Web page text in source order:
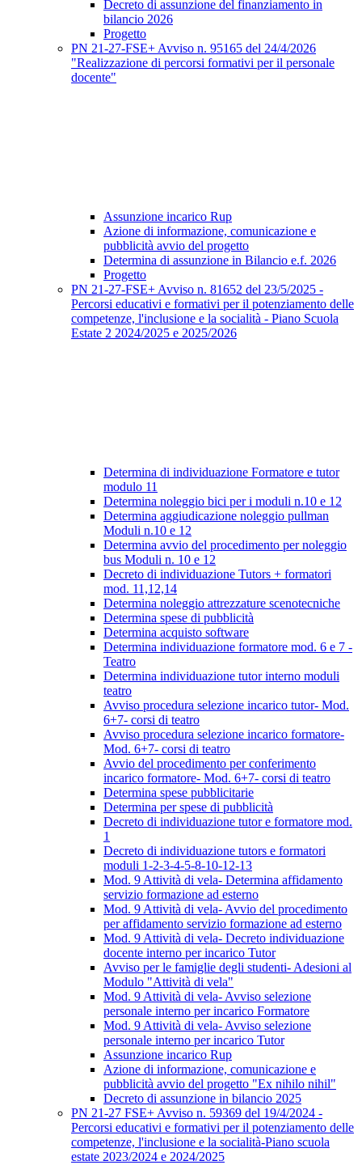
Decreto di assunzione del finanziamento in
bilancio 2026
Progetto
PN 21-27-FSE+ Avviso n. 95165 del 24/4/2026
"Realizzazione di percorsi formativi per il personale
docente"
Assunzione incarico Rup
Azione di informazione, comunicazione e
pubblicità avvio del progetto
Determina di assunzione in Bilancio e.f. 2026
Progetto
PN 21-27-FSE+ Avviso n. 81652 del 23/5/2025 -
Percorsi educativi e formativi per il potenziamento delle
competenze, l'inclusione e la socialità - Piano Scuola
Estate 2 2024/2025 e 2025/2026
Determina di individuazione Formatore e tutor
modulo 11
Determina noleggio bici per i moduli n.10 e 12
Determina aggiudicazione noleggio pullman
Moduli n.10 e 12
Determina avvio del procedimento per noleggio
bus Moduli n. 10 e 12
Decreto di individuazione Tutors + formatori
mod. 11,12,14
Determina noleggio attrezzature scenotecniche
Determina spese di pubblicità
Determina acquisto software
Determina individuazione formatore mod. 6 e 7 -
Teatro
Determina individuazione tutor interno moduli
teatro
Avviso procedura selezione incarico tutor- Mod.
6+7- corsi di teatro
Avviso procedura selezione incarico formatore-
Mod. 6+7- corsi di teatro
Avvio del procedimento per conferimento
incarico formatore- Mod. 6+7- corsi di teatro
Determina spese pubblicitarie
Determina per spese di pubblicità
Decreto di individuazione tutor e formatore mod.
1
Decreto di individuazione tutors e formatori
moduli 1-2-3-4-5-8-10-12-13
Mod. 9 Attività di vela- Determina affidamento
servizio formazione ad esterno
Mod. 9 Attività di vela- Avvio del procedimento
per affidamento servizio formazione ad esterno
Mod. 9 Attività di vela- Decreto individuazione
docente interno per incarico Tutor
Avviso per le famiglie degli studenti- Adesioni al
Modulo "Attività di vela"
Mod. 9 Attività di vela- Avviso selezione
personale interno per incarico Formatore
Mod. 9 Attività di vela- Avviso selezione
personale interno per incarico Tutor
Assunzione incarico Rup
Azione di informazione, comunicazione e
pubblicità avvio del progetto "Ex nihilo nihil"
Decreto di assunzione in bilancio 2025
PN 21-27 FSE+ Avviso n. 59369 del 19/4/2024 -
Percorsi educativi e formativi per il potenziamento delle
competenze, l'inclusione e la socialità-Piano scuola
estate 2023/2024 e 2024/2025